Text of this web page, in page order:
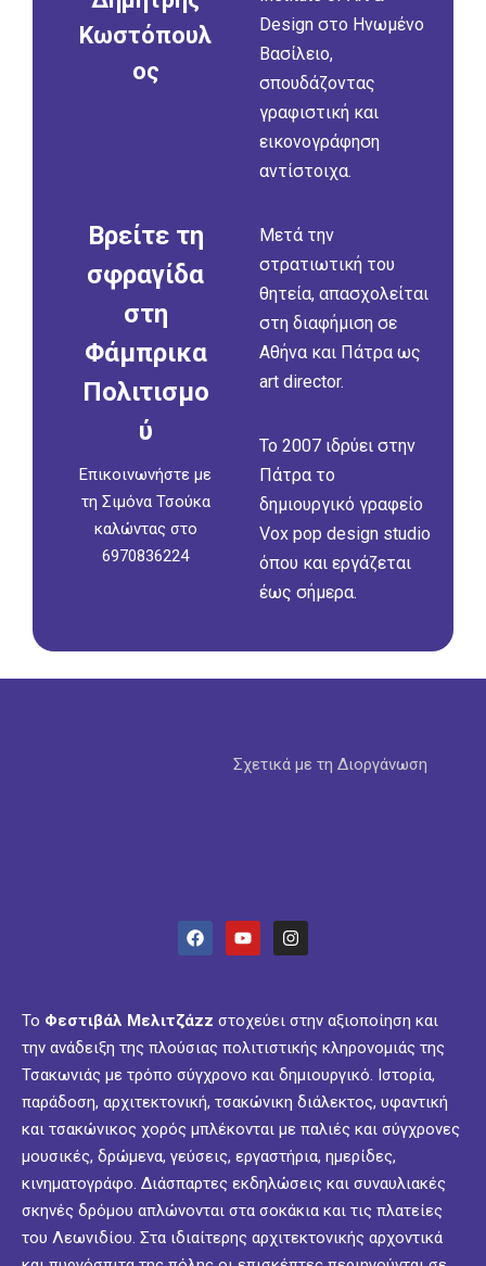
Κωστόπουλ
ος
Βρείτε τη
σφραγίδα
στη
Φάμπρικα
Πολιτισμο
ύ
Επικοινωνήστε με
τη Σιμόνα Τσούκα
καλώντας στο
6970836224
Design στο Ηνωμένο
Βασίλειο,
σπουδάζοντας
γραφιστική και
εικονογράφηση
αντίστοιχα.
Μετά την
στρατιωτική του
θητεία, απασχολείται
στη διαφήμιση σε
Αθήνα και Πάτρα ως
art director.
Το 2007 ιδρύει στην
Πάτρα το
δημιουργικό γραφείο
Vox pop design studio
όπου και εργάζεται
έως σήμερα.
Σχετικά με τη Διοργάνωση
Το Φεστιβάλ Μελιτζάzz στοχεύει στην αξιοποίηση και
την ανάδειξη της πλούσιας πολιτιστικής κληρονομιάς της
Τσακωνιάς με τρόπο σύγχρονο και δημιουργικό. Ιστορία,
παράδοση, αρχιτεκτονική, τσακώνικη διάλεκτος, υφαντική
και τσακώνικος χορός μπλέκονται με παλιές και σύγχρονες
μουσικές, δρώμενα, γεύσεις, εργαστήρια, ημερίδες,
κινηματογράφο. Διάσπαρτες εκδηλώσεις και συναυλιακές
σκηνές δρόμου απλώνονται στα σοκάκια και τις πλατείες
του Λεωνιδίου. Στα ιδιαίτερης αρχιτεκτονικής αρχοντικά